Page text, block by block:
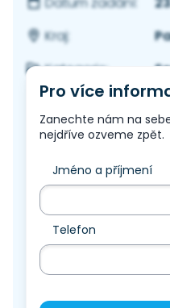
Kraj:
Kategorie:
Pro více
Zanechte nám na
nejdříve ozveme zpět.
Jméno a příjmení
Telefon